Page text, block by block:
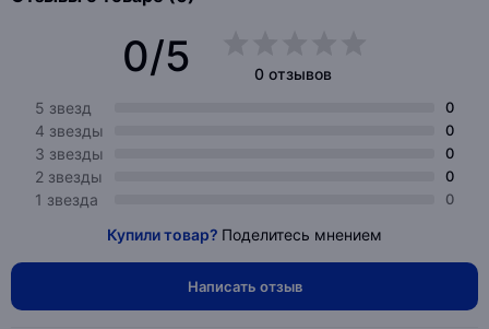
0/5
0 отзывов
5 звезд
0
4 звезды 0
3 звезды 0
2 звезды 0
1 звезда 0
Купили товар? Поделитесь мнением
Написать отзыв